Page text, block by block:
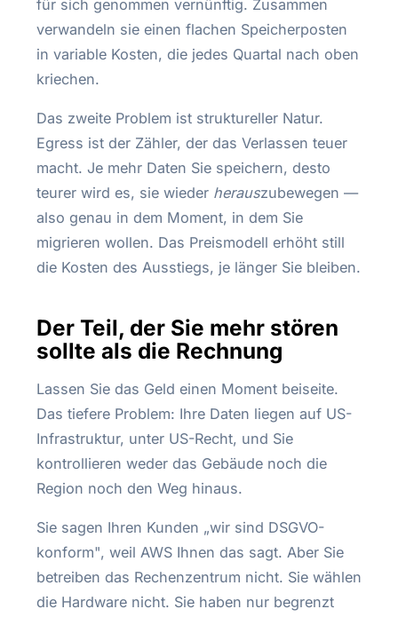
für sich genommen vernünftig. Zusammen
verwandeln sie einen flachen Speicherposten
in variable Kosten, die jedes Quartal nach oben
kriechen.
Das zweite Problem ist struktureller Natur.
Egress ist der Zähler, der das Verlassen teuer
macht. Je mehr Daten Sie speichern, desto
teurer wird es, sie wieder herauszubewegen —
also genau in dem Moment, in dem Sie
migrieren wollen. Das Preismodell erhöht still
die Kosten des Ausstiegs, je länger Sie bleiben.
Der Teil, der Sie mehr stören
sollte als die Rechnung
Lassen Sie das Geld einen Moment beiseite.
Das tiefere Problem: Ihre Daten liegen auf US-
Infrastruktur, unter US-Recht, und Sie
kontrollieren weder das Gebäude noch die
Region noch den Weg hinaus.
Sie sagen Ihren Kunden „wir sind DSGVO-
konform", weil AWS Ihnen das sagt. Aber Sie
betreiben das Rechenzentrum nicht. Sie wählen
die Hardware nicht. Sie haben nur begrenzt